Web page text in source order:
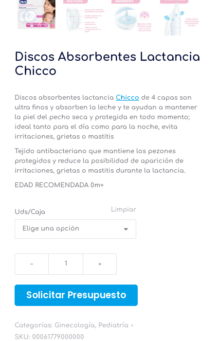
Discos Absorbentes Lactancia
Chicco
Discos absorbentes lactancia Chicco de 4 capas son
ultra finos y absorben la leche y te ayudan a mantener
la piel del pecho seca y protegida en todo momento;
ideal tanto para el día como para la noche, evita
irritaciones, grietas o mastitis
Tejido antibacteriano que mantiene los pezones
protegidos y reduce la posibilidad de aparición de
irritaciones, grietas o mastitis durante la lactancia.
EDAD RECOMENDADA 0m+
Uds/Caja Limpiar
Lactancia
Chicco
cantidad
Solicitar Presupuesto
Categorías: Ginecología, Pediatría
SKU: 00061779000000